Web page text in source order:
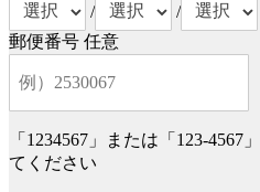
/
/
郵便番号 任意
「1234567」または「123-
てください